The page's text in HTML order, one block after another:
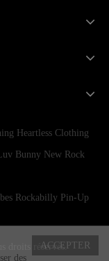
Heartless Clothing
Bunny New Rock
Rockabilly Pin-Up
droits réservés.ACCEPTER
des